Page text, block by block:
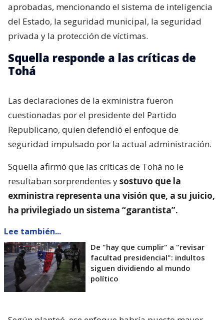
aprobadas, mencionando el sistema de inteligencia
del Estado, la seguridad municipal, la seguridad
privada y la protección de víctimas.
Squella responde a las críticas de
Tohá
Las declaraciones de la exministra fueron
cuestionadas por el presidente del Partido
Republicano, quien defendió el enfoque de
seguridad impulsado por la actual administración.
Squella afirmó que las críticas de Tohá no le
resultaban sorprendentes ysostuvo que la
exministra representa una visión que, a su juicio,
ha privilegiado un sistema “garantista”.
Lee también...
De "hay que cumplir" a "revisar
facultad presidencial": indultos
siguen dividiendo al mundo
político